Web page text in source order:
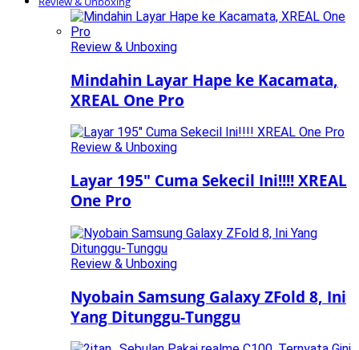
Review & Unboxing
Mindahin Layar Hape ke Kacamata,
XREAL One Pro
Review & Unboxing
Layar 195″ Cuma Sekecil Ini!!!! XREAL
One Pro
Review & Unboxing
Nyobain Samsung Galaxy ZFold 8, Ini
Yang Ditunggu-Tunggu